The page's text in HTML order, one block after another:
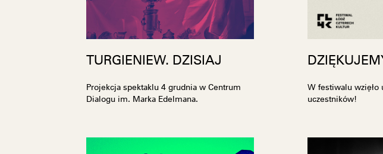
TURGIENIEW. DZISIAJ
Projekcja spektaklu 4 grudnia w Centrum
Dialogu im. Marka Edelmana.
W festiwalu wzięło
uczestników!